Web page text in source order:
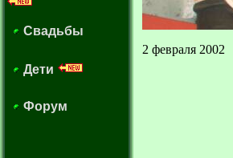
Свадьбы
Дети
Форум
2 февраля 2002